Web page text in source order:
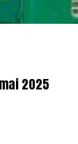
2025